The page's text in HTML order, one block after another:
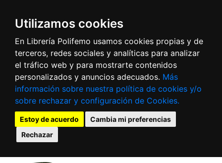
Utilizamos cookies
En Librería Polifemo usamos cookies propias y de
terceros, redes sociales y analíticas para analizar
el tráfico web y para mostrarte contenidos
personalizados y anuncios adecuados. Más
información sobre nuestra política de cookies y/o
sobre rechazar y configuración de Cookies.
Estoy de acuerdo
Cambia mi preferencias
Rechazar